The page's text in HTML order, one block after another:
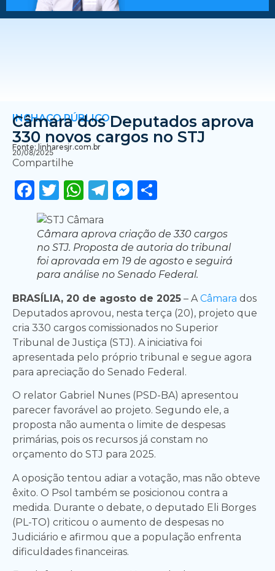
INCHAÇO PÚBLICO
Câmara dos Deputados aprova
330 novos cargos no STJ
Fonte: linharesjr.com.br
20/08/2025
Compartilhe
Facebook
Twitter
WhatsApp
Telegram
Messenger
Câmara aprova criação de 330 cargos
no STJ. Proposta de autoria do tribunal
foi aprovada em 19 de agosto e seguirá
para análise no Senado Federal.
BRASÍLIA, 20 de agosto de 2025 – ACâmara dos
Deputados aprovou, nesta terça (20), projeto que
cria 330 cargos comissionados no Superior
Tribunal de Justiça (STJ). A iniciativa foi
apresentada pelo próprio tribunal e segue agora
para apreciação do Senado Federal.
O relator Gabriel Nunes (PSD-BA) apresentou
parecer favorável ao projeto. Segundo ele, a
proposta não aumenta o limite de despesas
primárias, pois os recursos já constam no
orçamento do STJ para 2025.
A oposição tentou adiar a votação, mas não obteve
êxito. O Psol também se posicionou contra a
medida. Durante o debate, o deputado Eli Borges
(PL-TO) criticou o aumento de despesas no
Judiciário e afirmou que a população enfrenta
dificuldades financeiras.